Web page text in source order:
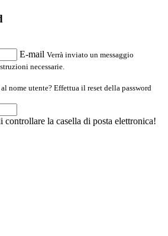
E-mail Verrà inviato un messaggio
necessarie.
nome utente? Effettua il reset della password
controllare la casella di posta elettronica!